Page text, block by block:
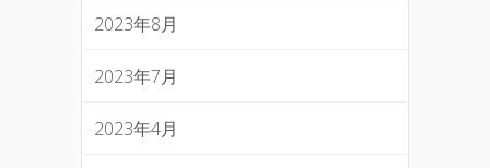
2023年8月
2023年7月
2023年4月